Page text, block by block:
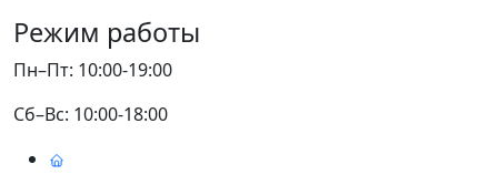
Режим работы
Пн–Пт: 10:00-19:00
Сб–Вс: 10:00-18:00